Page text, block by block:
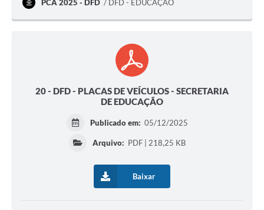
PCA 2025 - DFD DFD - EDUCAÇÃO
20 - DFD - PLACAS DE VEÍCULOS - SECRETARIA
DE EDUCAÇÃO
Publicado em: 05/12/2025
Arquivo: PDF | 218,25 KB
Baixar